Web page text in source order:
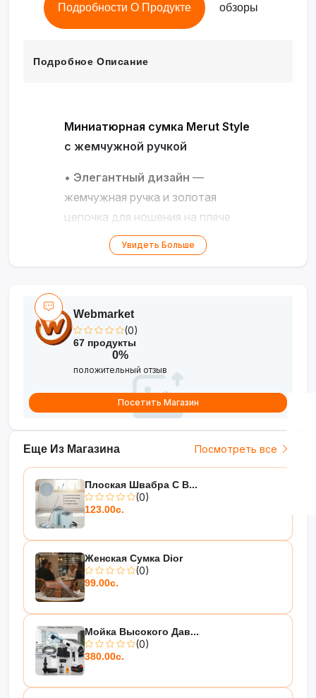
Подробности О Продукте обзоры
Подробное Описание
Миниатюрная сумка Merut Style
с жемчужной ручкой
• Элегантный дизайн —
жемчужная ручка и золотая
цепочка для ношения на плече
или в руке
Качественные материалы
•4 варианта расцветки
чёрный, коричневый, серый и
яркий геометрический принт
Универсальность— подходит
для повседневного и вечернего
образа
Изысканный акцент для вашего
стиля!?✨
Увидеть Больше
Еще Из Магазина Посмотреть все
Плоская Швабра С В...
(0)
123.00с.
Женская Сумка Dior
(0)
99.00с.
Мойка Высокого Дав...
(0)
380.00с.
Webmarket
(0)
67 продукты
0%
положительный отзыв
Посетить Магазин